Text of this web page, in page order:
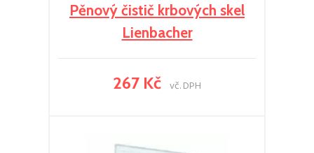
Pěnový čistič krbových skel
Lienbacher
267 Kč vč. DPH